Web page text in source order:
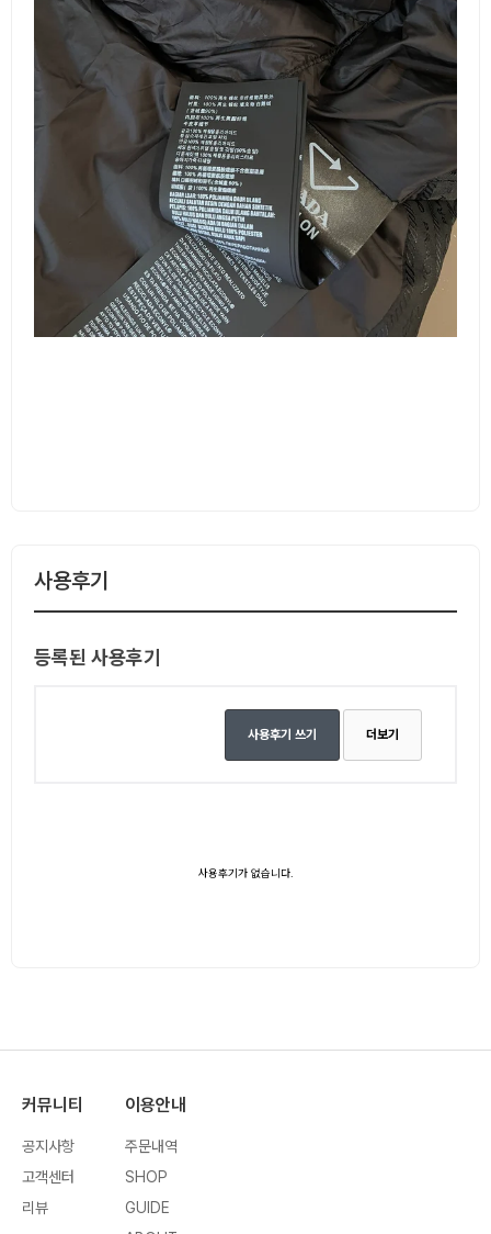
사용후기
등록된 사용후기
사용후기 쓰기 더보기
사용후기가 없습니다.
커뮤니티
공지사항
고객센터
리뷰
이용안내
주문내역
SHOP
GUIDE